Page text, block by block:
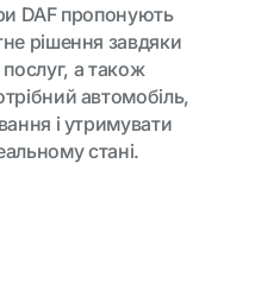
DAF пропонують
рішення завдяки
а також
автомобіль,
і утримувати
стані.